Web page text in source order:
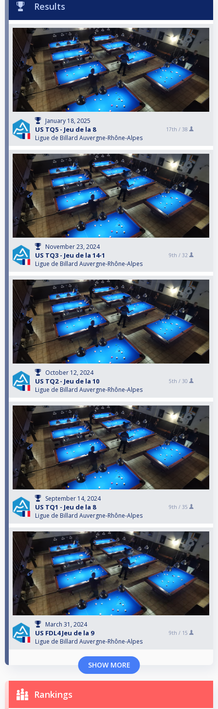
Results
January 18, 2025
US TQ5 - Jeu de la 8
Ligue de Billard Auvergne-Rhône-Alpes
17th / 38
November 23, 2024
US TQ3 - Jeu de la 14-1
Ligue de Billard Auvergne-Rhône-Alpes
9th / 32
October 12, 2024
US TQ2 - Jeu de la 10
Ligue de Billard Auvergne-Rhône-Alpes
5th / 30
September 14, 2024
US TQ1 - Jeu de la 8
Ligue de Billard Auvergne-Rhône-Alpes
9th / 35
March 31, 2024
US FDL4 Jeu de la 9
Ligue de Billard Auvergne-Rhône-Alpes
9th / 15
SHOW MORE
Rankings